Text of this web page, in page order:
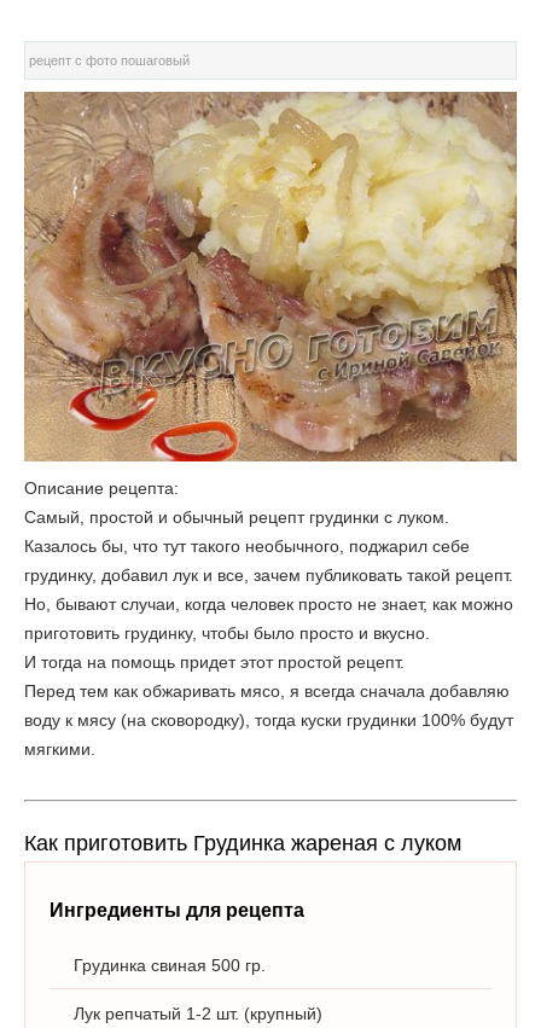
рецепт с фото пошаговый
Описание рецепта:
Самый, простой и обычный рецепт грудинки с луком.
Казалось бы, что тут такого необычного, поджарил себе
грудинку, добавил лук и все, зачем публиковать такой рецепт.
Но, бывают случаи, когда человек просто не знает, как можно
приготовить грудинку, чтобы было просто и вкусно.
И тогда на помощь придет этот простой рецепт.
Перед тем как обжаривать мясо, я всегда сначала добавляю
воду к мясу (на сковородку), тогда куски грудинки 100% будут
мягкими.
Как приготовить Грудинка жареная с луком
Ингредиенты для рецепта
Грудинка свиная 500 гр.
Лук репчатый 1-2 шт. (крупный)